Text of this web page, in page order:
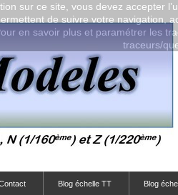
Blog échelle TT Blog
sur ce site, vous devez accepter
de suivre votre navigation,
en savoir plus et paramétrer les
traceurs/